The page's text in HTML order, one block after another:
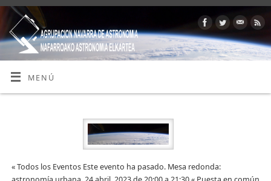
MENÚ
« Todos los Eventos Este evento ha pasado. Mesa redonda: